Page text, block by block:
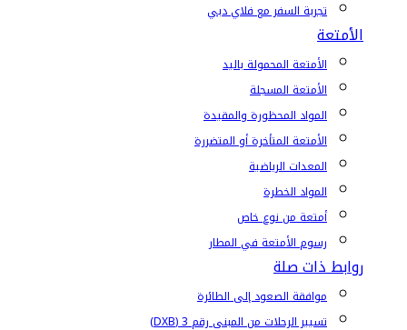
تجربة السفر مع فلاي دبي
الأمتعة
الأمتعة المحمولة باليد
الأمتعة المسجلة
المواد المحظورة والمقيدة
الأمتعة المتأخرة أو المتضررة
المعدات الرياضية
المواد الخطرة
أمتعة من نوع خاص
رسوم الأمتعة في المطار
روابط ذات صلة
موافقة الصعود إلى الطائرة
تسيير الرحلات من المبنى رقم 3 (DXB)